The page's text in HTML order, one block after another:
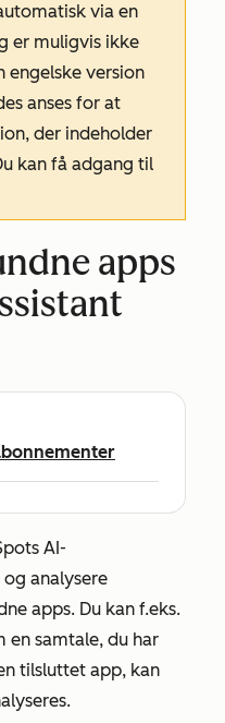
via en
er muligvis ikke
version
anses for at
der indeholder
kan få adgang til
apps
AI-
analysere
apps. Du kan f.eks.
en samtale, du har
tilsluttet app, kan